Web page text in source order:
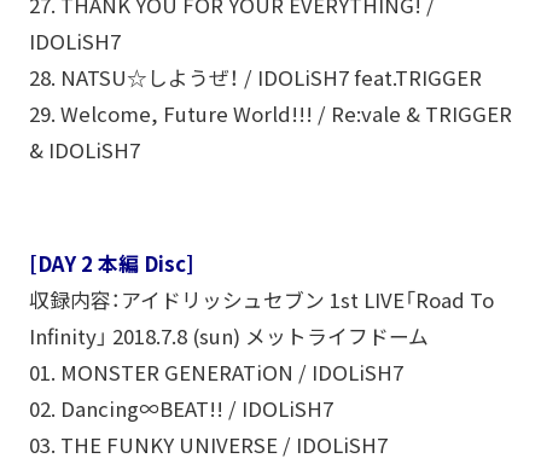
IDOLiSH7
28. NATSU☆しようぜ！ / IDOLiSH7 feat.TRIGGER
29. Welcome, Future World!!! / Re:vale & TRIGGER
& IDOLiSH7
[DAY 2 本編 Disc]
収録内容：アイドリッシュセブン 1st LIVE「Road To
Infinity」 2018.7.8 (sun) メットライフドーム
01. MONSTER GENERATiON / IDOLiSH7
02. Dancing∞BEAT!! / IDOLiSH7
03. THE FUNKY UNIVERSE / IDOLiSH7